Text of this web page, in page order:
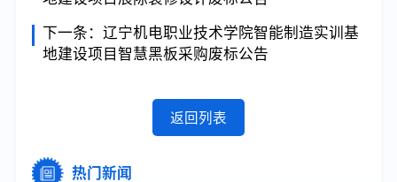
下一条： 辽宁机电职业技术学院智能制造实训基
地建设项目智慧黑板采购废标公告
返回列表
热门新闻